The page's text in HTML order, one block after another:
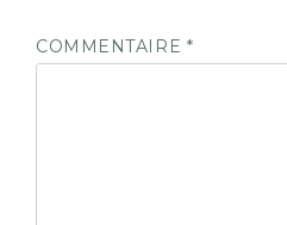
COMMENTAIRE *